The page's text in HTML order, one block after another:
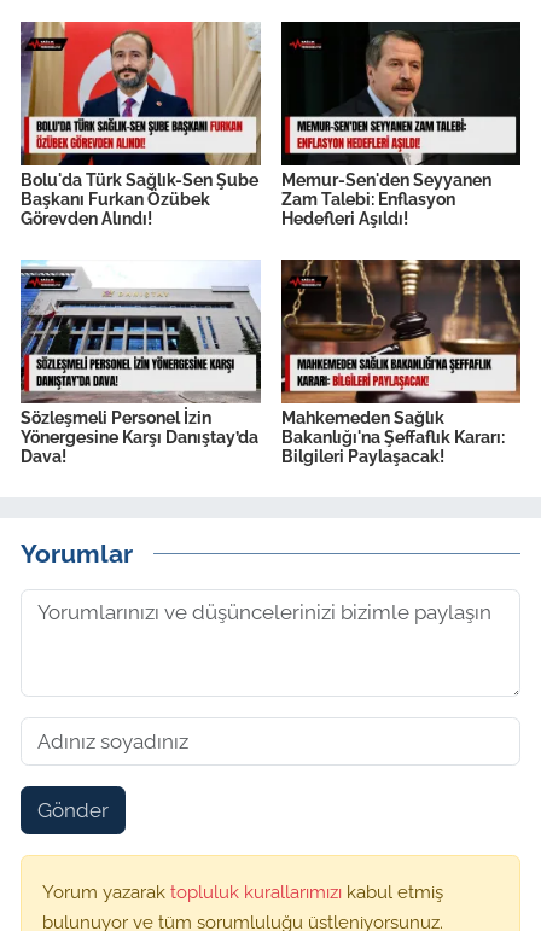
Bolu'da Türk Sağlık-Sen Şube
Başkanı Furkan Özübek
Görevden Alındı!
Memur-Sen'den Seyyanen
Zam Talebi: Enflasyon
Hedefleri Aşıldı!
Sözleşmeli Personel İzin
Yönergesine Karşı Danıştay’da
Dava!
Mahkemeden Sağlık
Bakanlığı'na Şeffaflık Kararı:
Bilgileri Paylaşacak!
Yorumlar
Gönder
Yorum yazarak topluluk kurallarımızı kabul etmiş
bulunuyor ve tüm sorumluluğu üstleniyorsunuz.